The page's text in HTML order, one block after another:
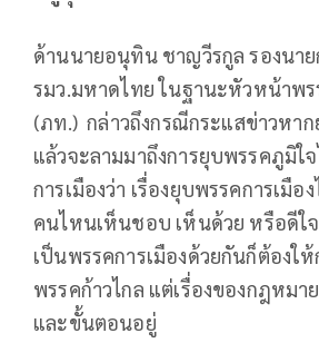
ด้านนายอนุทิน ชาญวีรกูล รองนา
รมว.มหาดไทย ในฐานะหัวหน้าพ
(ภท.) กล่าวถึงกรณีกระแสข่าวหา
แล้วจะลามมาถึงการยุบพรรคภูมิใ
การเมืองว่า เรื่องยุบพรรคการเมือ
คนไหนเห็นชอบ เห็นด้วย หรือดีใ
เป็นพรรคการเมืองด้วยกันก็ต้องใ
พรรคก้าวไกล แต่เรื่องของกฎหมา
และขั้นตอนอยู่